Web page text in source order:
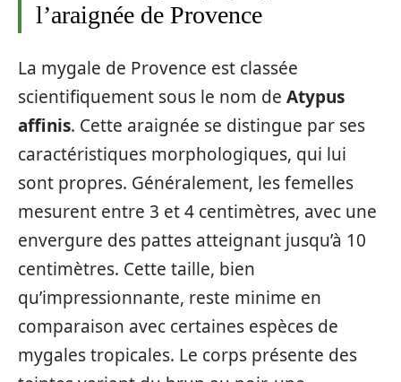
l’araignée de Provence
La mygale de Provence est classée
scientifiquement sous le nom de Atypus
affinis. Cette araignée se distingue par ses
caractéristiques morphologiques, qui lui
sont propres. Généralement, les femelles
mesurent entre 3 et 4 centimètres, avec une
envergure des pattes atteignant jusqu’à 10
centimètres. Cette taille, bien
qu’impressionnante, reste minime en
comparaison avec certaines espèces de
mygales tropicales. Le corps présente des